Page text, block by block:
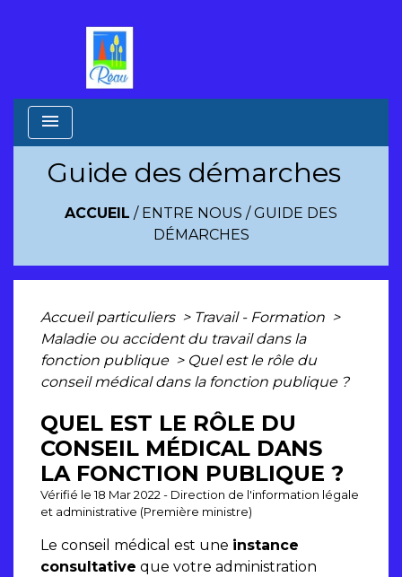
menu
Guide des démarches
ACCUEIL / ENTRE NOUS /GUIDE DES
DÉMARCHES
Accueil particuliers > Travail - Formation >
Maladie ou accident du travail dans la
fonction publique > Quel est le rôle du
conseil médical dans la fonction publique ?
QUEL EST LE RÔLE DU
CONSEIL MÉDICAL DANS
LA FONCTION PUBLIQUE ?
Vérifié le 18 Mar 2022 - Direction de l'information légale
et administrative (Première ministre)
Le conseil médical est une instance
consultative que votre administration